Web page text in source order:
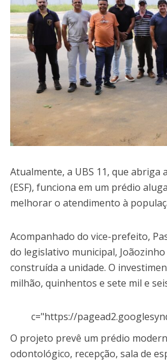
Atualmente, a UBS 11, que abriga
(ESF), funciona em um prédio
melhorar o atendimento à
Acompanhado do vice-prefeito,
do legislativo municipal,
construída a unidade. O
milhão, quinhentos e sete mil e
c="https://
O projeto prevê um prédio
odontológico, recepção, sala de